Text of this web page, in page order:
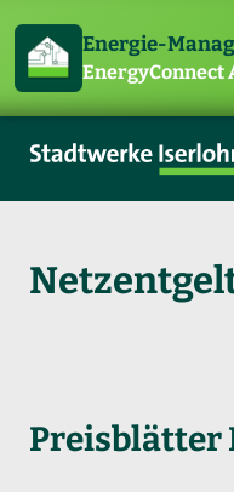
Energie-
EnergyConnect
Preisblätter